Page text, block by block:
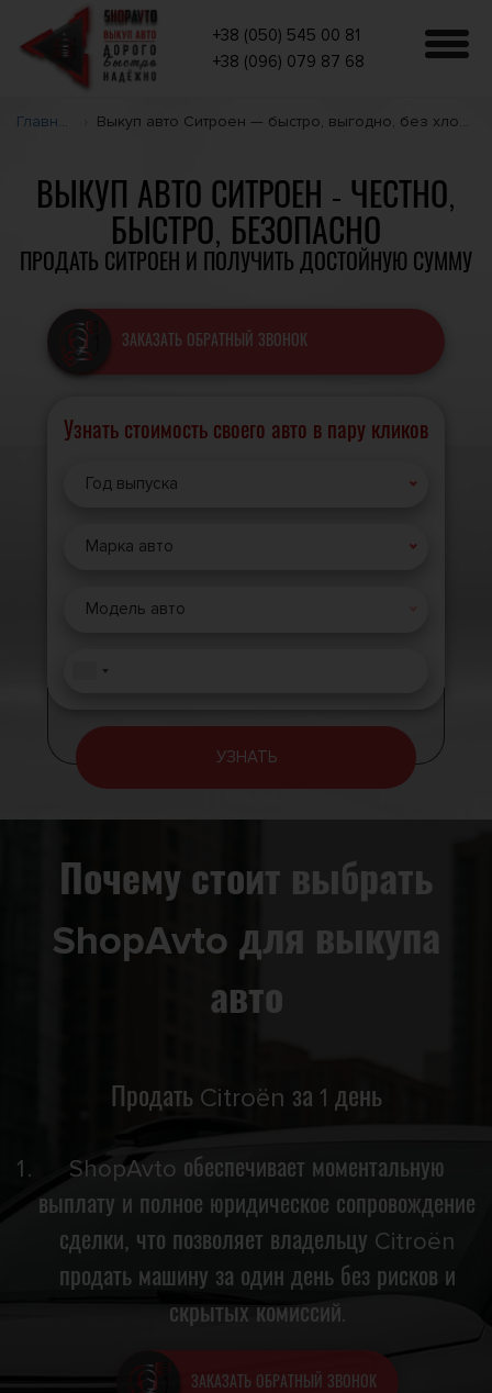
+38 (050) 545 00 81
+38 (096) 079 87 68
Главная Выкуп авто Ситроен — быстро, выгодно, без хлопот
ВЫКУП АВТО СИТРОЕН - ЧЕСТНО,
БЫСТРО, БЕЗОПАСНО
ПРОДАТЬ СИТРОЕН И ПОЛУЧИТЬ ДОСТОЙНУЮ СУММУ
ЗАКАЗАТЬ ОБРАТНЫЙ ЗВОНОК
Узнать стоимость своего авто в пару кликов
Год выпуска
Марка авто
Модель авто
УЗНАТЬ
Почему стоит выбрать
ShopAvto для выкупа
авто
Продать Citroën за 1 день
ShopAvto обеспечивает моментальную
выплату и полное юридическое сопровождение
сделки, что позволяет владельцу Citroën
продать машину за один день без рисков и
скрытых комиссий.
ЗАКАЗАТЬ ОБРАТНЫЙ ЗВОНОК